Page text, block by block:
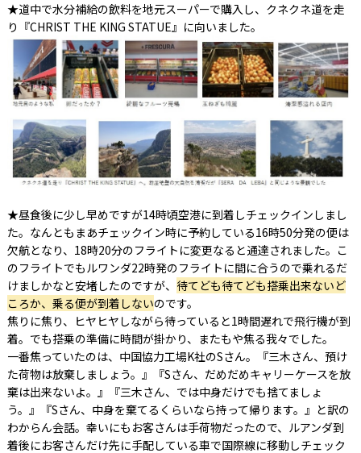
★道中で水分補給の飲料を地元スーパーで購入し、クネクネ道を走
り『CHRIST THE KING STATUE』に向いました。
★昼食後に少し早めですが14時頃空港に到着しチェックインしまし
た。なんともまあチェックイン時に予約している16時50分発の便は
欠航となり、18時20分のフライトに変更なると通達されました。こ
のフライトでもルワンダ22時発のフライトに間に合うので乗れるだ
けましかなと安堵したのですが、 待てども待てども搭乗出来ないど
ころか、乗る便が到着しないのです。
焦りに焦り、ヒヤヒヤしながら待っていると1時間遅れで飛行機が到
着。でも搭乗の準備に時間が掛かり、またもや焦る我々でした。
一番焦っていたのは、中国協力工場K社のSさん。『三木さん、預け
た荷物は放棄しましょう。』『Sさん、だめだめキャリーケースを放
棄は出来ないよ。』『三木さん、では中身だけでも捨てましょ
う。』『Sさん、中身を棄てるくらいなら持って帰ります。』と訳の
わからん会話。幸いにもお客さんは手荷物だったので、ルアンダ到
着後にお客さんだけ先に手配している車で国際線に移動しチェック